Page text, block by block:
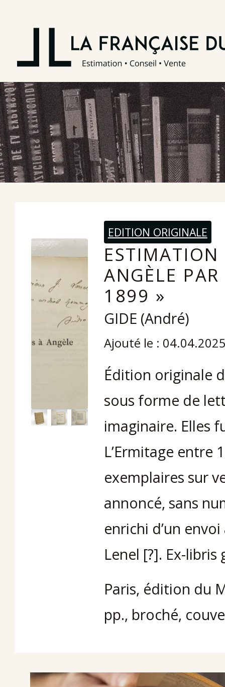
EDITION ORIGINALE
ANGÈLE
1899 »
GIDE (André)
Ajouté le :
Édition originale
sous forme de
imaginaire. Elles
L’Ermitage entre
exemplaires sur
annoncé, sans
enrichi d’un
Lenel [?]. Ex-libris
Paris, édition du
pp., broché,